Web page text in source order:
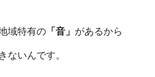
域特有の 「音」 があるから
ないんです。